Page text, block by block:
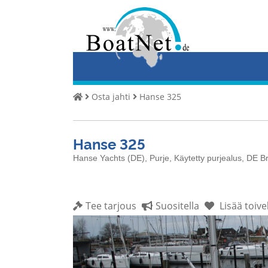
myyjä
Huutokaupat
Osta jahti Hanse 325
Hanse 325
Hanse Yachts (DE), Purje, Käytetty purjealus, DE
Tee tarjous Suositella Lisää